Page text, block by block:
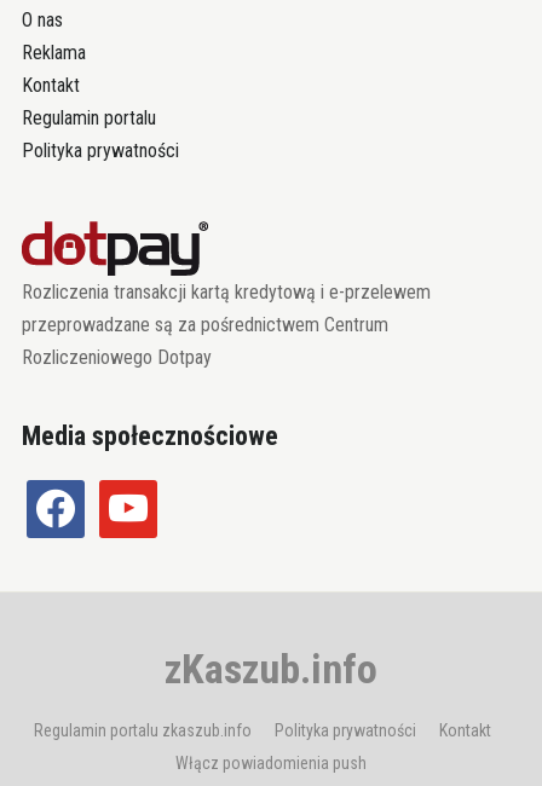
O nas
Reklama
Kontakt
Regulamin portalu
Polityka prywatności
Rozliczenia transakcji kartą kredytową i e-przelewem
przeprowadzane są za pośrednictwem Centrum
Rozliczeniowego Dotpay
Media społecznościowe
facebook youtube
zKaszub.info
Regulamin portalu zkaszub.info Polityka prywatności
Kontakt
Włącz powiadomienia push